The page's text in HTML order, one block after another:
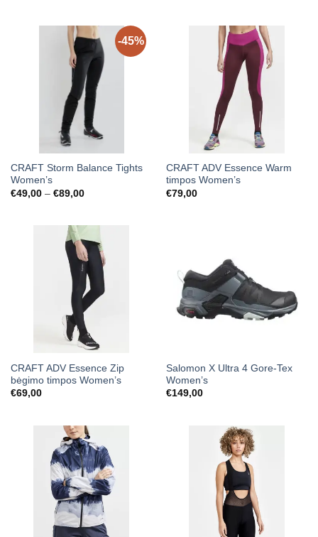
€42,00
-45%
CRAFT Storm Balance Tights
Women’s
€49,00 – €89,00Price
CRAFT ADV Essence Warm
timpos Women’s
€79,00
CRAFT ADV Essence Zip
bėgimo timpos Women’s
€69,00
Salomon X Ultra 4 Gore-Tex
Women’s
€149,00